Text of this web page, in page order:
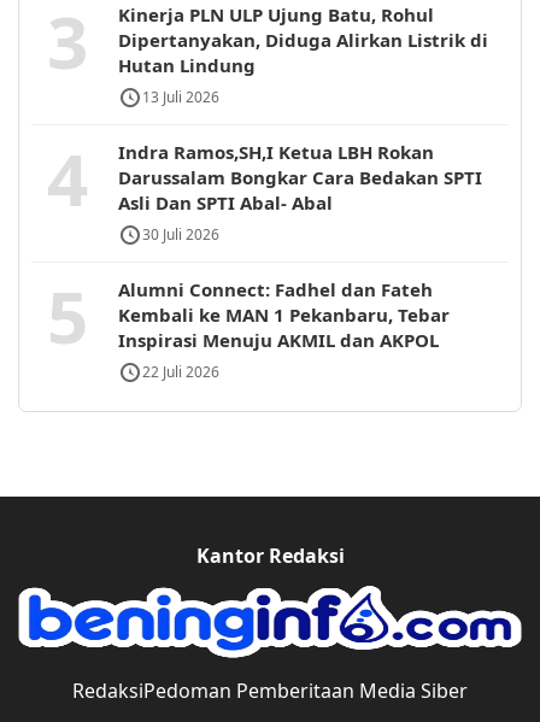
3
Kinerja PLN ULP Ujung Batu, Rohul
Dipertanyakan, Diduga Alirkan Listrik di
Hutan Lindung
13 Juli 2026
4
Indra Ramos,SH,I Ketua LBH Rokan
Darussalam Bongkar Cara Bedakan SPTI
Asli Dan SPTI Abal- Abal
30 Juli 2026
5
Alumni Connect: Fadhel dan Fateh
Kembali ke MAN 1 Pekanbaru, Tebar
Inspirasi Menuju AKMIL dan AKPOL
22 Juli 2026
Kantor Redaksi
RedaksiPedoman Pemberitaan Media Siber